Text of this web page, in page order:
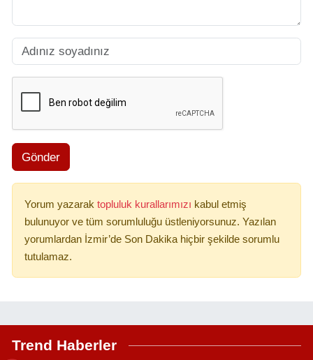
Gönder
Yorum yazarak topluluk kurallarımızı kabul etmiş
bulunuyor ve tüm sorumluluğu üstleniyorsunuz. Yazılan
yorumlardan İzmir’de Son Dakika hiçbir şekilde sorumlu
tutulamaz.
Trend Haberler